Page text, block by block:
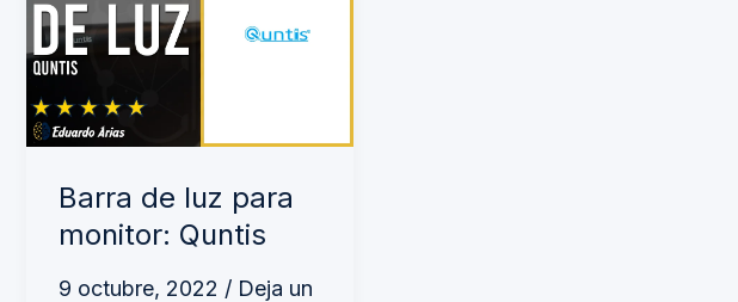
Barra de luz para
monitor: Quntis
9 octubre, 2022 / Deja un
luz
para
monitor:
Quntis